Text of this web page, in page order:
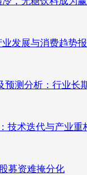
业发展与消费趋势
预测分析：行业
技术迭代与产业重
募资难掩分化